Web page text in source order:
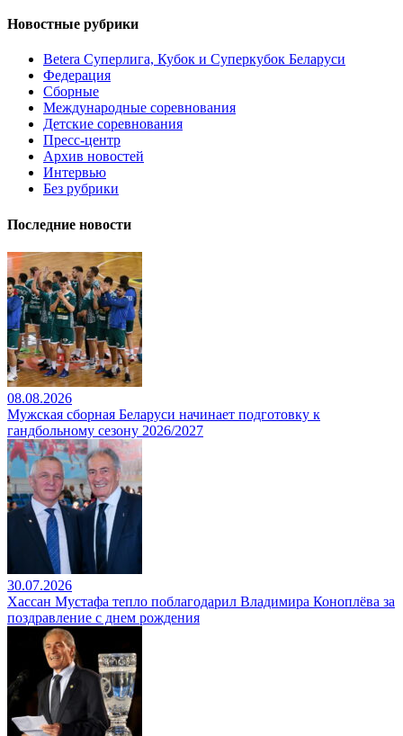
Новостные рубрики
Betera Суперлига, Кубок и Суперкубок Беларуси
Федерация
Сборные
Международные соревнования
Детские соревнования
Пресс-центр
Архив новостей
Интервью
Без рубрики
Последние новости
08.08.2026
Мужская сборная Беларуси начинает подготовку к
гандбольному сезону 2026/2027
30.07.2026
Хассан Мустафа тепло поблагодарил Владимира Коноплёва за
поздравление с днем рождения